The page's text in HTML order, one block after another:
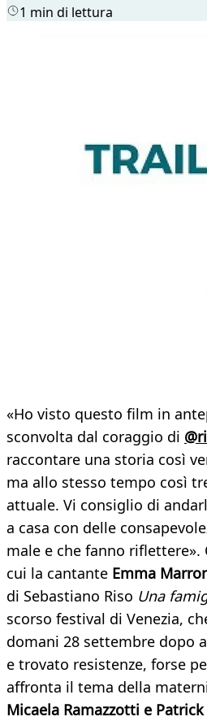
1 min di lettura
«Ho visto questo film in
sconvolta dal coraggio di
raccontare una storia così
ma allo stesso tempo così
attuale. Vi consiglio di
a casa con delle
male e che fanno
cui la cantante Emma
di Sebastiano Riso Una
scorso festival di Venezia,
domani 28 settembre dopo
e trovato resistenze, forse
affronta il tema della
Micaela Ramazzotti e